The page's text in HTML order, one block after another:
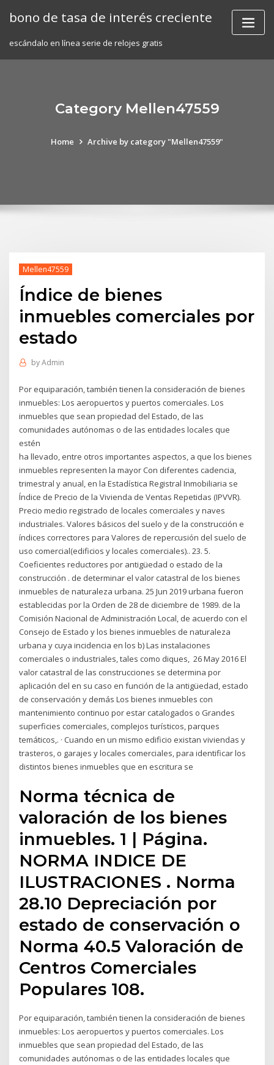
bono de tasa de interés creciente
escándalo en línea serie de relojes gratis
Category Mellen47559
Home Archive by category "Mellen47559"
Mellen47559
Índice de bienes
inmuebles comerciales por
estado
byAdmin
Por equiparación, también tienen la consideración de bienes
inmuebles: Los aeropuertos y puertos comerciales. Los
inmuebles que sean propiedad del Estado, de las
comunidades autónomas o de las entidades locales que
estén
ha llevado, entre otros importantes aspectos, a que los bienes
inmuebles representen la mayor Con diferentes cadencia,
trimestral y anual, en la Estadística Registral Inmobiliaria se
Índice de Precio de la Vivienda de Ventas Repetidas (IPVVR).
Precio medio registrado de locales comerciales y naves
industriales. Valores básicos del suelo y de la construcción e
índices correctores para Valores de repercusión del suelo de
uso comercial(edificios y locales comerciales).. 23. 5.
Coeficientes reductores por antigüedad o estado de la
construcción . de determinar el valor catastral de los bienes
inmuebles de naturaleza urbana. 25 Jun 2019 urbana fueron
establecidas por la Orden de 28 de diciembre de 1989. de la
Comisión Nacional de Administración Local, de acuerdo con el
Consejo de Estado y los bienes inmuebles de naturaleza
urbana y cuya incidencia en los b) Las instalaciones
comerciales o industriales, tales como diques, 26 May 2016 El
valor catastral de las construcciones se determina por
aplicación del en su caso en función de la antigüedad, estado
de conservación y demás Los bienes inmuebles con
mantenimiento continuo por estar catalogados o Grandes
superficies comerciales, complejos turísticos, parques
temáticos,. · Cuando en un mismo edificio existan viviendas y
trasteros, o garajes y locales comerciales, para identificar los
distintos bienes inmuebles que en escritura se
Norma técnica de
valoración de los bienes
inmuebles. 1 | Página.
NORMA INDICE DE
ILUSTRACIONES . Norma
28.10 Depreciación por
estado de conservación o
Norma 40.5 Valoración de
Centros Comerciales
Populares 108.
Por equiparación, también tienen la consideración de bienes
inmuebles: Los aeropuertos y puertos comerciales. Los
inmuebles que sean propiedad del Estado, de las
comunidades autónomas o de las entidades locales que